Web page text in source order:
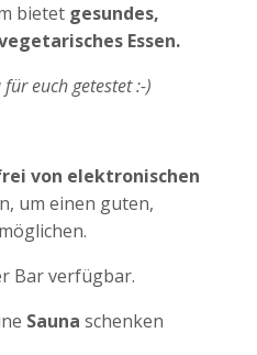
bietet gesundes,
Essen.
euch getestet :-)
von elektronischen
um einen guten,
Bar verfügbar.
Sauna schenken